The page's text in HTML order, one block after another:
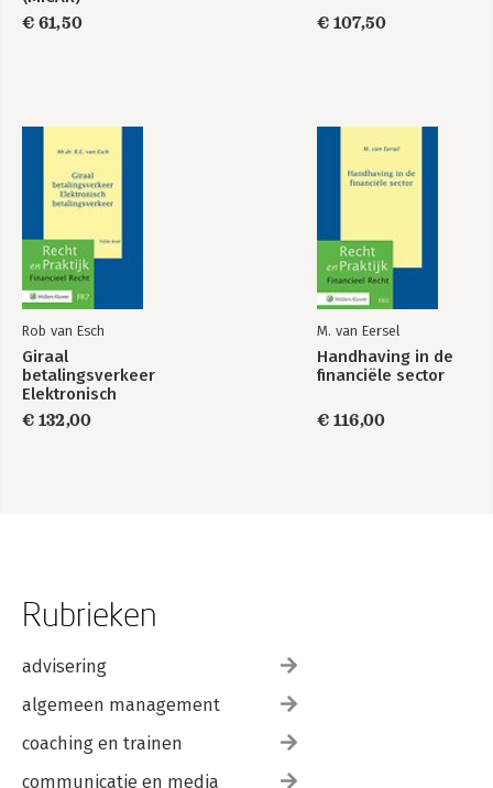
20 Collectieve geschilbeslechting in de financiële sector
Tomas Arons
€ 61,50
€ 107,50
Rob van Esch
Giraal
betalingsverkeer
Elektronisch
betalingsverkeer
€ 132,00
M. van Eersel
Handhaving in de
financiële sector
€ 116,00
Rubrieken
advisering
algemeen management
coaching en trainen
communicatie en media